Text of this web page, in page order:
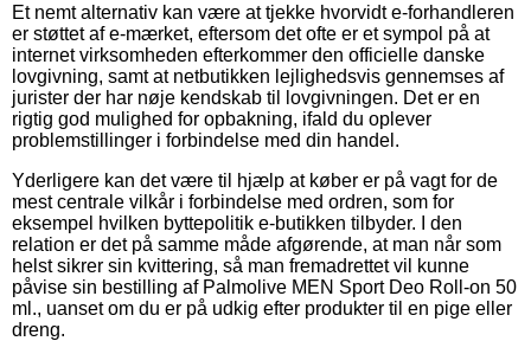
Et nemt alternativ kan være at tjekke hvorvidt e-forhandleren
er støttet af e-mærket, eftersom det ofte er et sympol på at
internet virksomheden efterkommer den officielle danske
lovgivning, samt at netbutikken lejlighedsvis gennemses af
jurister der har nøje kendskab til lovgivningen. Det er en
rigtig god mulighed for opbakning, ifald du oplever
problemstillinger i forbindelse med din handel.
Yderligere kan det være til hjælp at køber er på vagt for de
mest centrale vilkår i forbindelse med ordren, som for
eksempel hvilken byttepolitik e-butikken tilbyder. I den
relation er det på samme måde afgørende, at man når som
helst sikrer sin kvittering, så man fremadrettet vil kunne
påvise sin bestilling af Palmolive MEN Sport Deo Roll-on 50
ml., uanset om du er på udkig efter produkter til en pige eller
dreng.